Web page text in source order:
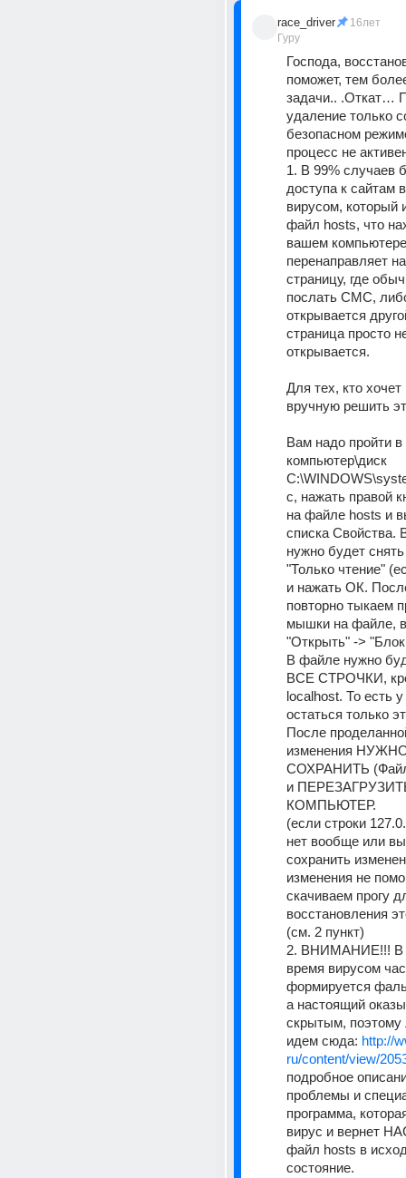
race_driver
Гуру
16лет
Господа,
поможет, тем
задачи.. .Откат…
удаление только
безопасном
процесс не
1. В 99% случаев
доступа к сайтам
вирусом, который
файл hosts, что
вашем
перенаправляет
страницу, где
послать СМС,
открывается
страница просто
открывается.
Для тех, кто
вручную решить
Вам надо пройти
компьютер\диск
c, нажать правой
на файле hosts и
списка Свойства.
нужно будет снять
"Только чтение"
и нажать ОК.
повторно тыкаем
мышки на файле,
"Открыть" ->
В файле нужно
ВСЕ СТРОЧКИ,
localhost. То есть
остаться только
После
изменения
СОХРАНИТЬ
и
КОМПЬЮТЕР.
(если строки
нет вообще или
сохранить
изменения не
скачиваем прогу
восстановления
(см. 2 пункт)
2. ВНИМАНИЕ!!! В
время вирусом
формируется
а настоящий
скрытым, поэтому
идем сюда: http://
ru/content/view/
подробное
проблемы и
программа,
вирус и вернет
файл hosts в
состояние.